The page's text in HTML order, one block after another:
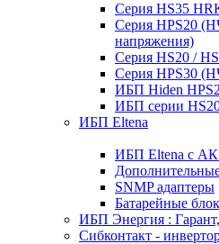
Серия HS35
Серия HPS20
напряжения)
Серия HS20 /
Серия HPS30
ИБП Hiden
ИБП серии
ИБП Eltena
ИБП Eltena с
SNMP адаптеры
Батарейные
ИБП Энергия :
Сибконтакт -